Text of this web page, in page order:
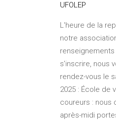
UFOLEP
L'heure de la
notre
s'inscrire, nous
rendez-vous le
2025 : École de
coureurs : nous
après-midi